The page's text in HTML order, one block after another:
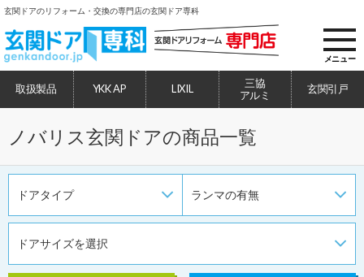
玄関ドアのリフォーム・交換の専門店の玄関ドア専科
メニュー
取扱製品 YKK AP LIXIL
三協
アルミ
玄関引戸
ノバリス玄関ドアの商品一覧
ドアタイプ ランマの有無
ドアサイズを選択